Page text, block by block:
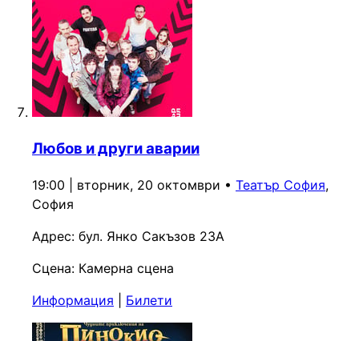
Любов и други аварии
19:00 | вторник, 20 октомври • Театър София,
София
Адрес: бул. Янко Сакъзов 23А
Сцена: Камерна сцена
Информация
Билети